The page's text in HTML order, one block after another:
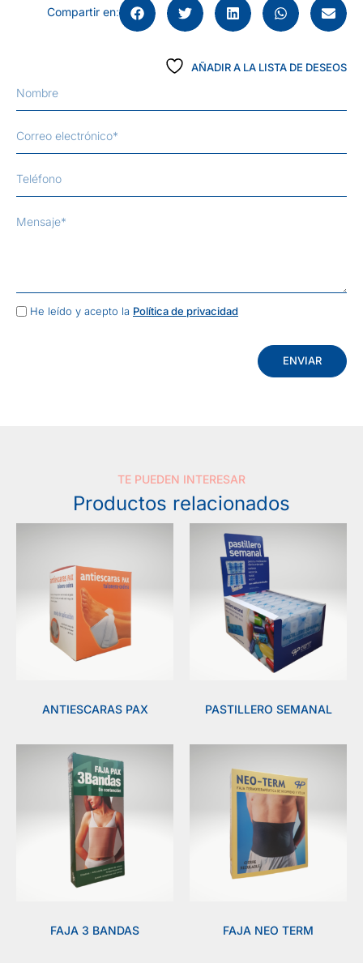
Compartir en:
AÑADIR A LA LISTA DE DESEOS
He leído y acepto la Política de privacidad
ENVIAR
TE PUEDEN INTERESAR
Productos relacionados
ANTIESCARAS PAX PASTILLERO SEMANAL
FAJA 3 BANDAS FAJA NEO TERM